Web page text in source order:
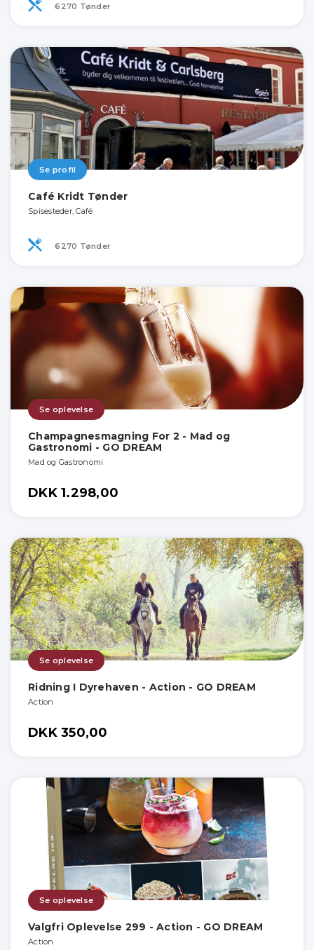
6270 Tønder
Se profil
Café Kridt Tønder
Spisesteder, Café
6270 Tønder
Se oplevelse
Champagnesmagning For 2 - Mad og
Gastronomi - GO DREAM
Mad og Gastronomi
DKK 1.298,00
Se oplevelse
Ridning I Dyrehaven - Action - GO DREAM
Action
DKK 350,00
Se oplevelse
Valgfri Oplevelse 299 - Action - GO DREAM
Action